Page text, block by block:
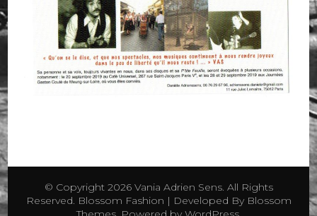
© Copyright 2026 Vania Adrien Sens. All Rights
Reserved. Blossom Fashion | Developed ByBlossom